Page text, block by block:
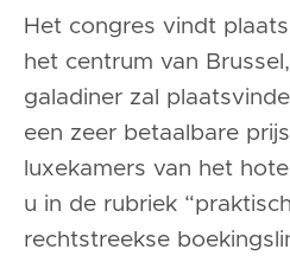
Het congres vindt
het centrum van
galadiner zal
een zeer betaalbare
luxekamers van het
u in de rubriek
rechtstreekse